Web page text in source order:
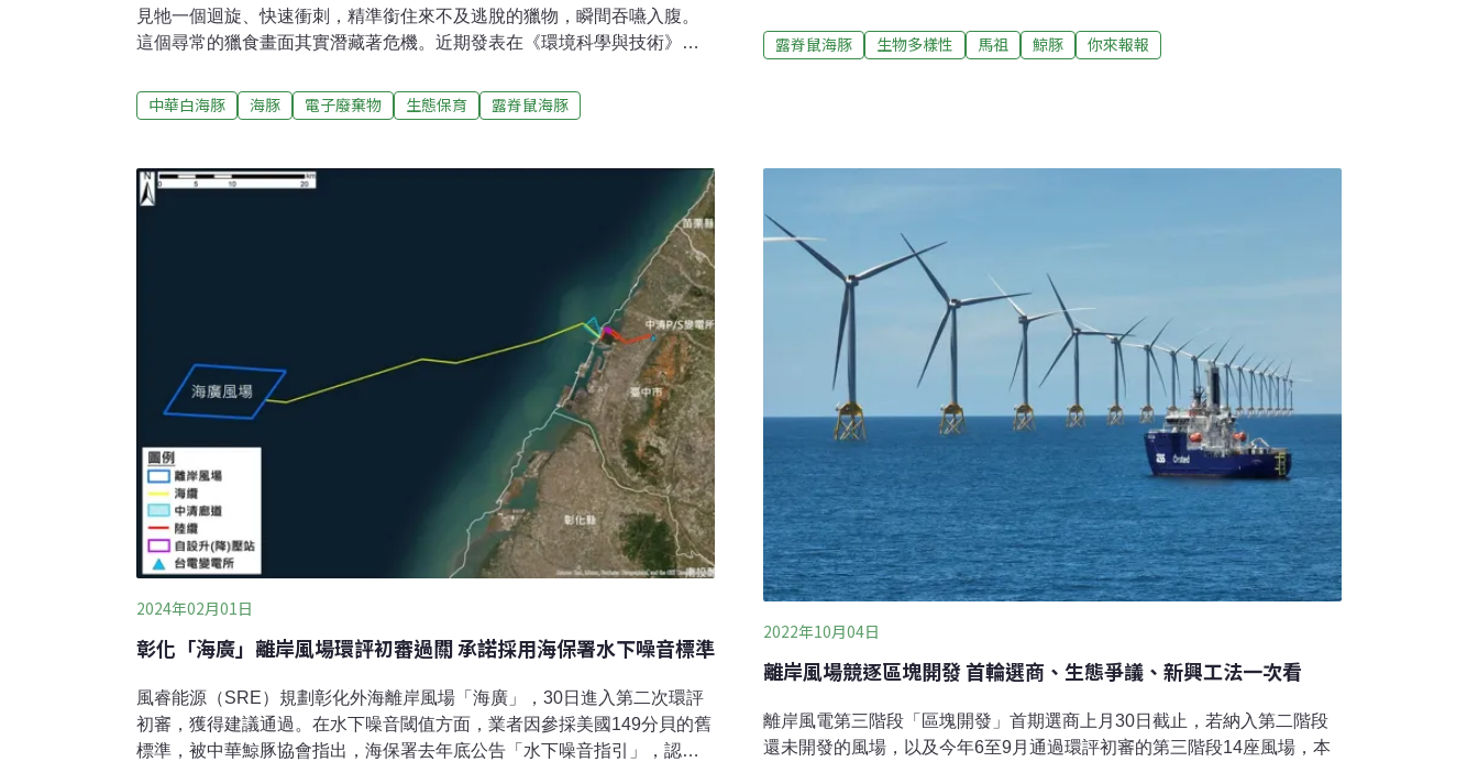
見牠一個迴旋、快速衝刺，精準銜住來不及逃脫的獵物，瞬間吞嚥入腹。
這個尋常的獵食畫面其實潛藏著危機。近期發表在《環境科學與技術》
電子垃圾的液晶單體（LCMs），不僅會透過食物鏈累積在印太江豚與中華
白海豚的脂肪層與肌肉中，甚至連大腦也檢驗出同樣的化學物質，引起科
是電視、筆記型電腦、智慧型手機螢幕的重要材料，讓液晶顯示器
（LCD）得以提供高畫質影像與鮮豔色彩。液晶單體的化學性質非常穩
定，也使得電子產品更耐用，但也意味著難以在環境中分解，成為持久性
的污染物。過去研究已知液晶單體會經由室內空氣、灰塵和廢水流入沿海
地帶，不過它是如何在海洋食物鏈傳播與其影響仍所知甚少。香港城
中華白海豚 海豚 電子廢棄物 生態保育 露脊鼠海豚
讓當地民眾積極參與並支持這一重要工作。自今年3月起，研究團隊陸續招
募了多位對鯨豚生態充滿熱情的馬祖當地民眾，包括本地居民及在馬工作
這是她第一次參與鯨豚相關工作。她平時也積極參與其他領域的活動，如
示：「自從參與了鯨豚觀測工作後，我更加意識到每個人都應該負起環境
保護的責任。當我第一次看到
露脊鼠海豚 生物多樣性 馬祖 鯨豚 你來報報
2024年02月01日
彰化「海廣」離岸風場環評初審過關 承諾採用海保署水下噪音標準
風睿能源（SRE）規劃彰化外海離岸風場「海廣」，30日進入第二次環評
初審，獲得建議通過。在水下噪音閾值方面，業者因參採美國149分貝的舊
標準，被中華鯨豚協會指出，海保署去年底公告「水下噪音指引」，認定
2022年10月04日
離岸風場競逐區塊開發 首輪選商、生態爭議、新興工法一次看
離岸風電第三階段「區塊開發」首期選商上月30日截止，若納入第二階段
還未開發的風場，以及今年6至9月通過環評初審的第三階段14座風場，本